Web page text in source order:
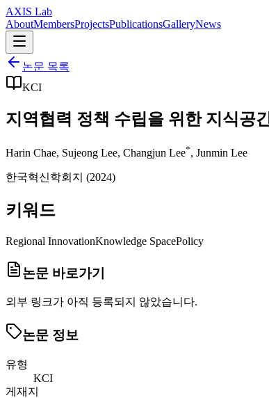
AXIS Lab
AboutMembersProjectsPublicationsGalleryNews
논문 목록
KCI
지역협력 정책 수립을 위한 지식공
Harin Chae, Sujeong Lee, Changjun Lee*, Junmin Lee
한국혁신학회지 (2024)
키워드
Regional InnovationKnowledge SpacePolicy
논문 바로가기
외부 링크가 아직 등록되지 않았습니다.
논문 정보
유형
KCI
게재지